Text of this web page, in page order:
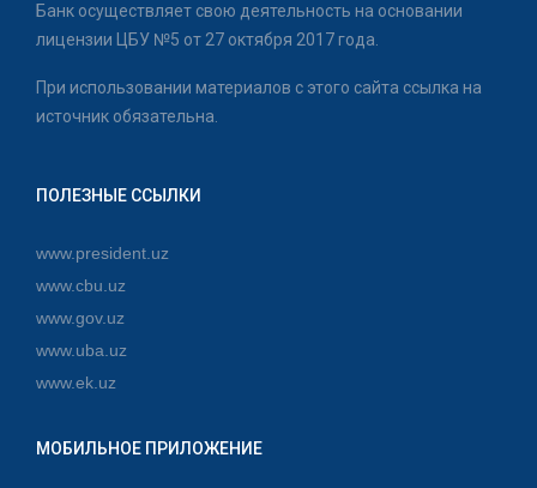
Банк осуществляет свою деятельность на основании
лицензии ЦБУ №5 от 27 октября 2017 года.
При использовании материалов с этого сайта ссылка на
источник обязательна.
ПОЛЕЗНЫЕ ССЫЛКИ
www.president.uz
www.cbu.uz
www.gov.uz
www.uba.uz
www.ek.uz
МОБИЛЬНОЕ ПРИЛОЖЕНИЕ